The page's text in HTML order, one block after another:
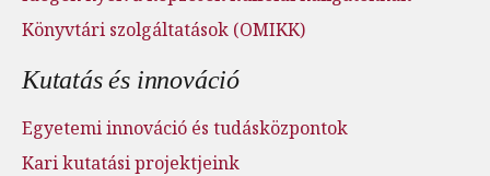
Könyvtári szolgáltatások (OMIKK)
Kutatás és innováció
Egyetemi innováció és tudásközpontok
Kari kutatási projektjeink